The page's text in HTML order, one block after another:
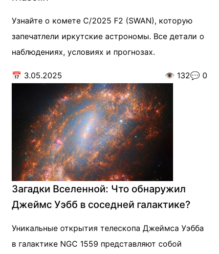
Узнайте о комете С/2025 F2 (SWAN), которую
запечатлели иркутские астрономы. Все детали о
наблюдениях, условиях и прогнозах.
📅 3.05.2025 👁️ 132💬 0
Загадки Вселенной: Что обнаружил
Джеймс Уэбб в соседней галактике?
Уникальные открытия телескопа Джеймса Уэбба
в галактике NGC 1559 представляют собой